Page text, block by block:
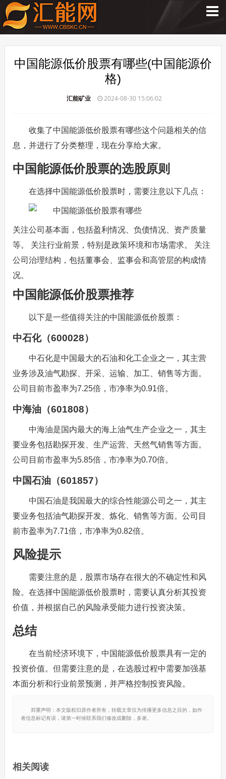
中国能源低价股票有哪些(中国能源价
格)
汇能矿业 2024-08-30 15:06:02
收集了中国能源低价股票有哪些这个问题相关的信
息，并进行了分类整理，现在分享给大家。
中国能源低价股票的选股原则
在选择中国能源低价股票时，需要注意以下几点：
关注公司基本面，包括盈利情况、负债情况、资产质量
等。 关注行业前景，特别是政策环境和市场需求。 关注
公司治理结构，包括董事会、监事会和高管层的构成情
况。
中国能源低价股票推荐
以下是一些值得关注的中国能源低价股票：
中石化（600028）
中石化是中国最大的石油和化工企业之一，其主营
业务涉及油气勘探、开采、运输、加工、销售等方面。
公司目前市盈率为7.25倍，市净率为0.91倍。
中海油（601808）
中海油是国内最大的海上油气生产企业之一，其主
要业务包括勘探开发、生产运营、天然气销售等方面。
公司目前市盈率为5.85倍，市净率为0.70倍。
中国石油（601857）
中国石油是我国最大的综合性能源公司之一，其主
要业务包括油气勘探开发、炼化、销售等方面。公司目
前市盈率为7.71倍，市净率为0.82倍。
风险提示
需要注意的是，股票市场存在很大的不确定性和风
险。在选择中国能源低价股票时，需要认真分析其投资
价值，并根据自己的风险承受能力进行投资决策。
总结
在当前经济环境下，中国能源低价股票具有一定的
投资价值。但需要注意的是，在选股过程中需要加强基
本面分析和行业前景预测，并严格控制投资风险。
郑重声明：本文版权归原作者所有，转载文章仅为传播更多信息之目的，如作
者信息标记有误，请第一时候联系我们修改或删除，多谢。
相关阅读